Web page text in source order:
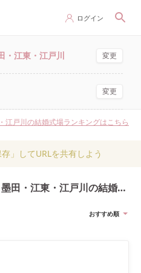
ログイン
・江東・江戸川 変更
変更
江戸川の結婚式場ランキングはこちら
」してURLを共有しよう
東・江戸川の結婚式・結婚式場
おすすめ順